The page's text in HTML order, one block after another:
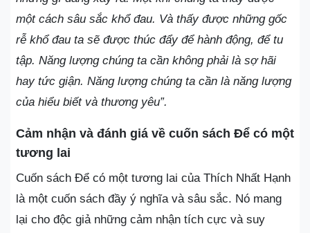
một cách sâu sắc khổ đau. Và thấy được những gốc
rễ khổ đau ta sẽ được thúc đẩy để hành động, để tu
tập. Năng lượng chúng ta cần không phải là sợ hãi
hay tức giận. Năng lượng chúng ta cần là năng lượng
của hiểu biết và thương yêu”.
Cảm nhận và đánh giá về cuốn sách Để có một
tương lai
Cuốn sách Để có một tương lai của Thích Nhất Hạnh
là một cuốn sách đầy ý nghĩa và sâu sắc. Nó mang
lại cho độc giả những cảm nhận tích cực và suy